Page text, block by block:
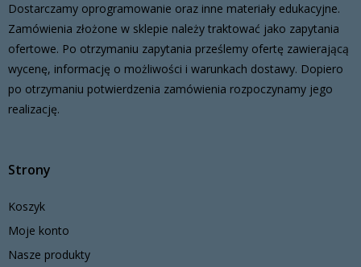
Dostarczamy oprogramowanie oraz inne materiały edukacyjne.
Zamówienia złożone w sklepie należy traktować jako zapytania
ofertowe. Po otrzymaniu zapytania prześlemy ofertę zawierającą
wycenę, informację o możliwości i warunkach dostawy. Dopiero
po otrzymaniu potwierdzenia zamówienia rozpoczynamy jego
realizację.
Strony
Koszyk
Moje konto
Nasze produkty